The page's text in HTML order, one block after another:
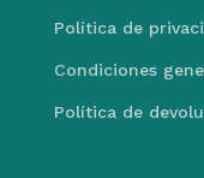
Política de
Condiciones
Política de